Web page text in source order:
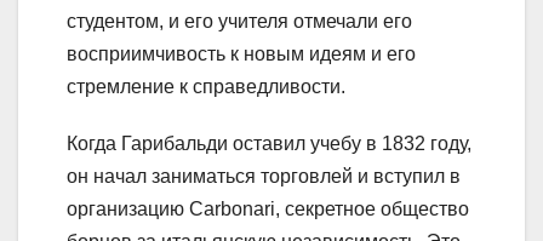
студентом, и его учителя отмечали его
восприимчивость к новым идеям и его
стремление к справедливости.
Когда Гарибальди оставил учебу в 1832 году,
он начал заниматься торговлей и вступил в
организацию Carbonari, секретное общество